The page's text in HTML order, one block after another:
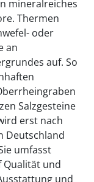
mineralreiches
Thermen
oder
an
auf. So
Salzgesteine
erst nach
Deutschland
umfasst
Qualität und
und